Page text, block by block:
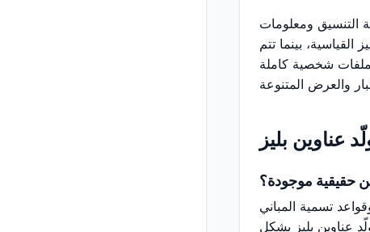
التنسيق ومعلومات
بينما تتم
شخصية كاملة
عناوين بليز
حقيقية موجودة؟
تسمية المباني
عناوين بليز بشكل